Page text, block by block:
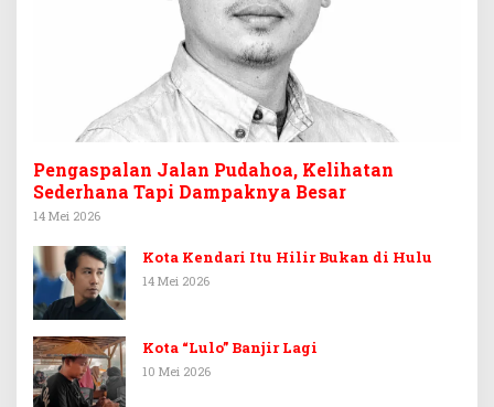
Pengaspalan Jalan Pudahoa, Kelihatan
Sederhana Tapi Dampaknya Besar
14 Mei 2026
Kota Kendari Itu Hilir Bukan di Hulu
14 Mei 2026
Kota “Lulo” Banjir Lagi
10 Mei 2026